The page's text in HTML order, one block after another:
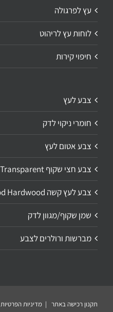
עץ לפרגולה
לוחות עץ לריהוט
חיפוי קירות
צבע לעץ
חומרי ניקוי לדק
צבע אטום לעץ
צבע חצי שקוף Semi Transparent
צבע לעץ קשה Flood Hardwood
שמן שקוף/מגוון לדק
מברשות ורולרים לצבע
תקנון רכישה באתר | מדיניות הפרטיות